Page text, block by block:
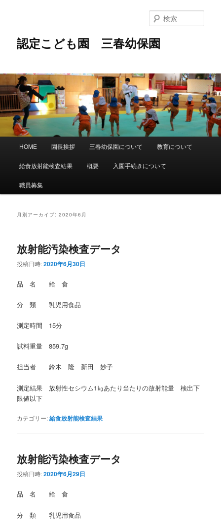
ツ
へ
移
動
へ
移
動
認定こども園 三春幼保園
索
ュ
HOME 園長挨拶 三春幼保園について 教育について
給食放射能検査結果 概要 入園手続きについて
職員募集
月別アーカイブ:2020年6月
放射能汚染検査データ
投稿日時:2020年6月30日
品 名 給 食
分 類 乳児用食品
測定時間 15分
試料重量 859.7g
担当者 鈴木 隆 新田 妙子
測定結果 放射性セシウム1㎏あたり当たりの放射能量 検出下
限値以下
カテゴリー:給食放射能検査結果
放射能汚染検査データ
投稿日時:2020年6月29日
品 名 給 食
分 類 乳児用食品